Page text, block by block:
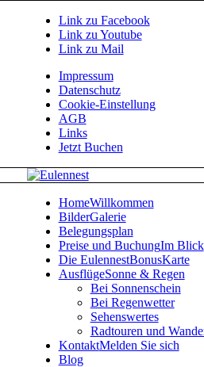
Link zu Facebook
Link zu Youtube
Link zu Mail
Impressum
Datenschutz
Cookie-Einstellung
AGB
Links
Jetzt Buchen
HomeWillkommen
BilderGalerie
Belegungsplan
Preise und BuchungIm Blick
Die EulennestBonusKarte
AusflügeSonne & Regen
Bei Sonnenschein
Bei Regenwetter
Sehenswertes
Radtouren und
KontaktMelden Sie sich
Blog